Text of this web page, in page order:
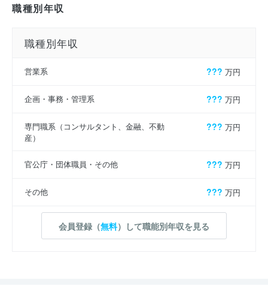
職種別年収
職種別年収
営業系 ??? 万円
企画・事務・管理系 ??? 万円
専門職系（コンサルタント、金融、不動
産）
??? 万円
官公庁・団体職員・その他 ??? 万円
その他 ??? 万円
会員登録（無料）して職能別年収を見る